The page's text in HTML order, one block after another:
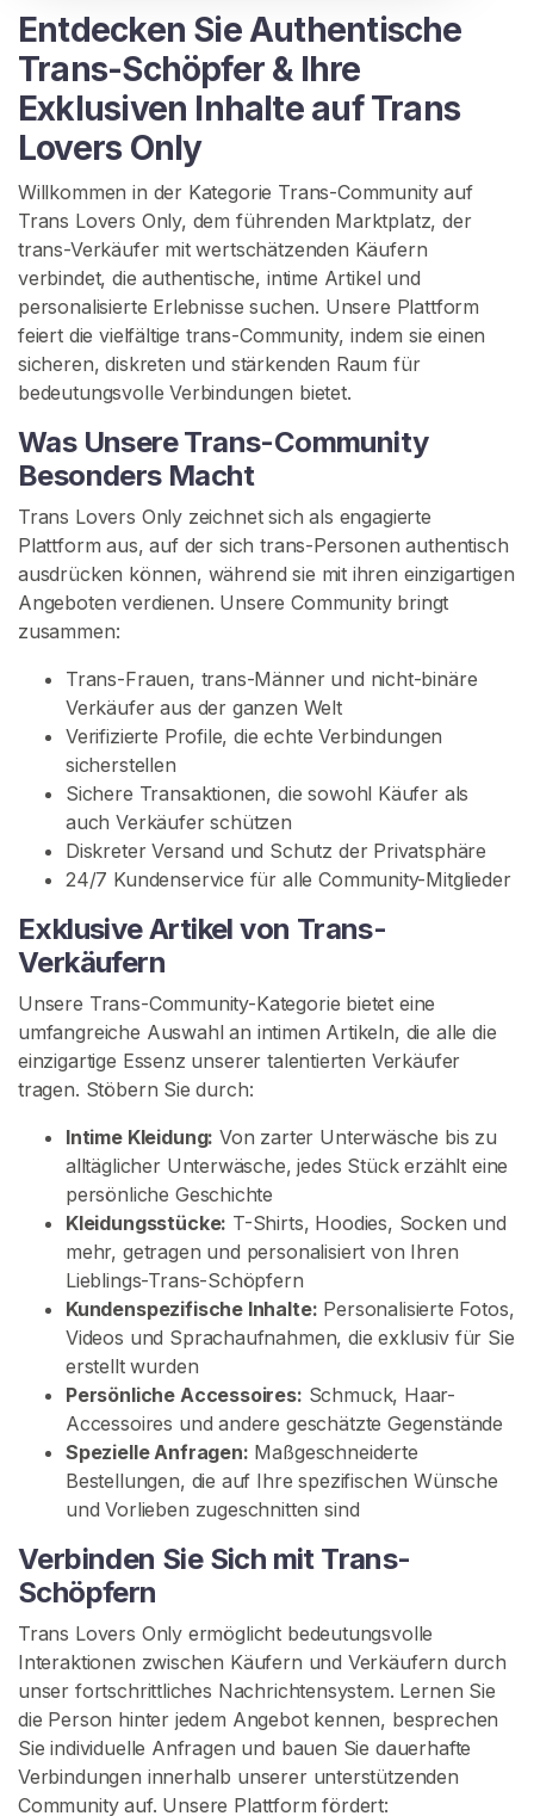
Entdecken Sie Authentische
Trans-Schöpfer & Ihre
Exklusiven Inhalte auf Trans
Lovers Only
Willkommen in der Kategorie Trans-Community auf
Trans Lovers Only, dem führenden Marktplatz, der
trans-Verkäufer mit wertschätzenden Käufern
verbindet, die authentische, intime Artikel und
personalisierte Erlebnisse suchen. Unsere Plattform
feiert die vielfältige trans-Community, indem sie einen
sicheren, diskreten und stärkenden Raum für
bedeutungsvolle Verbindungen bietet.
Was Unsere Trans-Community
Besonders Macht
Trans Lovers Only zeichnet sich als engagierte
Plattform aus, auf der sich trans-Personen authentisch
ausdrücken können, während sie mit ihren einzigartigen
Angeboten verdienen. Unsere Community bringt
zusammen:
Trans-Frauen, trans-Männer und nicht-binäre
Verkäufer aus der ganzen Welt
Verifizierte Profile, die echte Verbindungen
sicherstellen
Sichere Transaktionen, die sowohl Käufer als
auch Verkäufer schützen
Diskreter Versand und Schutz der Privatsphäre
24/7 Kundenservice für alle Community-Mitglieder
Exklusive Artikel von Trans-
Verkäufern
Unsere Trans-Community-Kategorie bietet eine
umfangreiche Auswahl an intimen Artikeln, die alle die
einzigartige Essenz unserer talentierten Verkäufer
tragen. Stöbern Sie durch:
Intime Kleidung: Von zarter Unterwäsche bis zu
alltäglicher Unterwäsche, jedes Stück erzählt eine
persönliche Geschichte
Kleidungsstücke: T-Shirts, Hoodies, Socken und
mehr, getragen und personalisiert von Ihren
Lieblings-Trans-Schöpfern
Kundenspezifische Inhalte: Personalisierte Fotos,
Videos und Sprachaufnahmen, die exklusiv für Sie
erstellt wurden
Persönliche Accessoires: Schmuck, Haar-
Accessoires und andere geschätzte Gegenstände
Spezielle Anfragen: Maßgeschneiderte
Bestellungen, die auf Ihre spezifischen Wünsche
und Vorlieben zugeschnitten sind
Verbinden Sie Sich mit Trans-
Schöpfern
Trans Lovers Only ermöglicht bedeutungsvolle
Interaktionen zwischen Käufern und Verkäufern durch
unser fortschrittliches Nachrichtensystem. Lernen Sie
die Person hinter jedem Angebot kennen, besprechen
Sie individuelle Anfragen und bauen Sie dauerhafte
Verbindungen innerhalb unserer unterstützenden
Community auf. Unsere Plattform fördert:
O
S
>
S
t
a
r
t
s
e
i
t
e
S
u
c
h
e
n
S
k
ä
u
f
e
r
n
a
C
n
r
a
s
-
C
o
m
m